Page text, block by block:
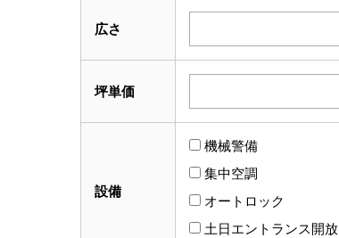
広さ
坪単価
設備
機械警備
集中空調
オートロック
土日エントランス開放